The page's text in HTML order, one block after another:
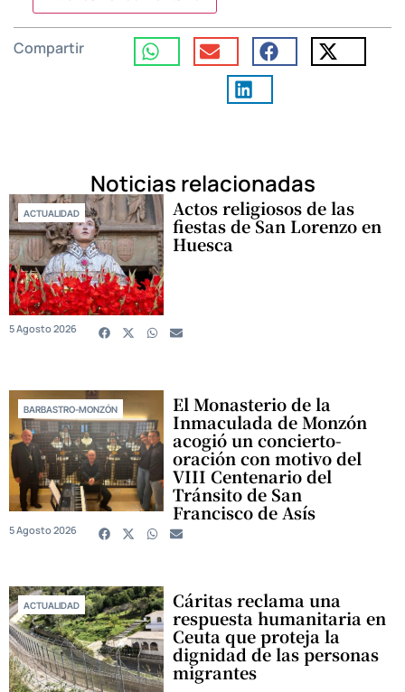
Compartir
Noticias relacionadas
ACTUALIDAD Actos religiosos de las
fiestas de San Lorenzo en
Huesca
5 Agosto 2026
BARBASTRO-MONZÓN El Monasterio de la
Inmaculada de Monzón
acogió un concierto-
oración con motivo del
VIII Centenario del
Tránsito de San
Francisco de Asís
5 Agosto 2026
ACTUALIDAD Cáritas reclama una
respuesta humanitaria en
Ceuta que proteja la
dignidad de las personas
migrantes